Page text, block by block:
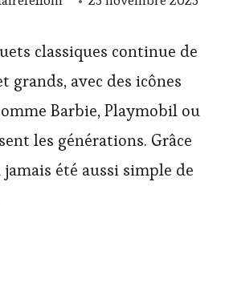
classiques continue de
grands, avec des icônes
Barbie, Playmobil ou
les générations. Grâce
été aussi simple de